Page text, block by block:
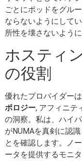
ごとにポッドをグル
ならないようにして
所性を壊さないよう
ホスティ
の役割
優れたプロバイダー
ポロジー, アフィニテ
の洞察。私は、ハイ
がNUMAを真剣に認
とを確認します。ノ
ータを提供するモニ